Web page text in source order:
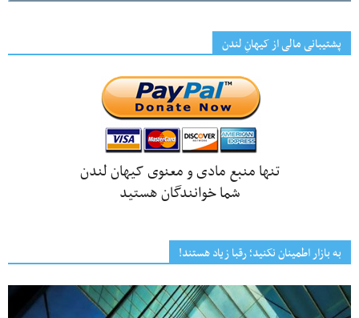
پشتیبانی مالی از کیهانِ لندن
تنها منبع مادی و معنوی کیهان لندن
شما خوانندگان هستید
به بازار اطمینان نکنید؛ رقبا زیاد هستند!